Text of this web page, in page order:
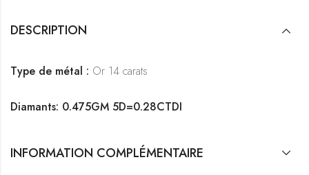
DESCRIPTION
Type de métal : Or 14 carats
Diamants: 0.475GM 5D=0.28CTDI
INFORMATION COMPLÉMENTAIRE